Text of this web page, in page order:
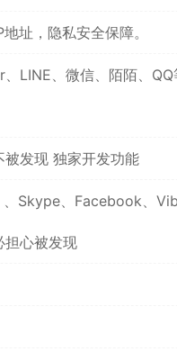
址，隐私安全保障。
LINE、微信、陌陌、
发现 独家开发功能
Skype、Facebook、
担心被发现